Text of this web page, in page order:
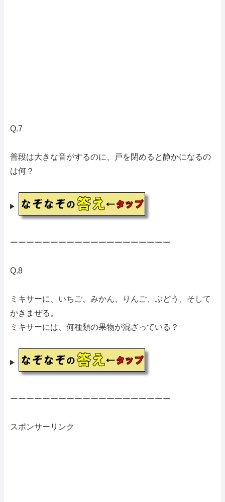
Q.7
普段は大きな音がするのに、戸を閉めると静かになるの
は何？
ーーーーーーーーーーーーーーーーーーーー
Q.8
ミキサーに、いちご、みかん、りんご、ぶどう、そして
かきまぜる。
ミキサーには、何種類の果物が混ざっている？
ーーーーーーーーーーーーーーーーーーーー
スポンサーリンク